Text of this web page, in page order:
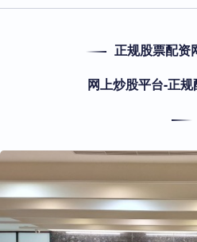
正规股票配资
网上炒股平台-正